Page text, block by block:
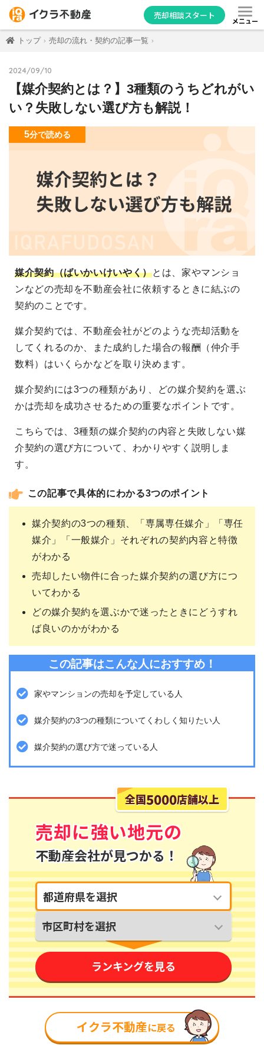
売却相談スタート
メニュー
トップ 売却の流れ・契約の記事一覧
2024/09/10
【媒介契約とは？】3種類のうちどれがい
い？失敗しない選び方も解説！
5分で読める
媒介契約（ばいかいけいやく）とは、家やマンショ
ンなどの売却を不動産会社に依頼するときに結ぶの
契約のことです。
媒介契約では、不動産会社がどのような売却活動を
してくれるのか、また成約した場合の報酬（仲介手
数料）はいくらかなどを取り決めます。
媒介契約には3つの種類があり、どの媒介契約を選ぶ
かは売却を成功させるための重要なポイントです。
こちらでは、3種類の媒介契約の内容と失敗しない媒
介契約の選び方について、わかりやすく説明しま
す。
この記事で具体的にわかる3つのポイント
媒介契約の3つの種類、「専属専任媒介」「専任
媒介」「一般媒介」それぞれの契約内容と特徴
がわかる
売却したい物件に合った媒介契約の選び方につ
いてわかる
どの媒介契約を選ぶかで迷ったときにどうすれ
ば良いのかがわかる
この記事はこんな人におすすめ！
家やマンションの売却を予定している人
媒介契約の3つの種類についてくわしく知りたい人
媒介契約の選び方で迷っている人